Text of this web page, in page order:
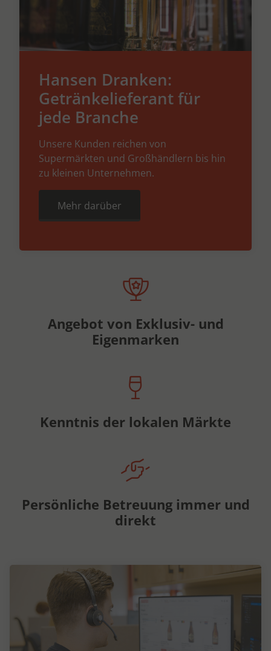
Hansen Dranken:
Getränkelieferant für
jede Branche
Unsere Kunden reichen von
Supermärkten und Großhändlern bis hin
zu kleinen Unternehmen.
Mehr darüber
Angebot von Exklusiv- und
Eigenmarken
Kenntnis der lokalen Märkte
Persönliche Betreuung immer und
direkt